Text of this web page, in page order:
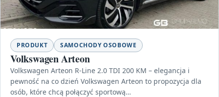
PRODUKT SAMOCHODY OSOBOWE
Volkswagen Arteon
Volkswagen Arteon R-Line 2.0 TDI 200 KM – elegancja i
pewność na co dzień Volkswagen Arteon to propozycja dla
osób, które chcą połączyć sportową…